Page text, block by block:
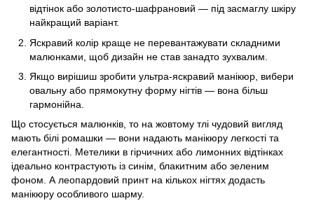
відтінок або золотисто-шафрановий — під засмаглу шкіру
найкращий варіант.
Яскравий колір краще не перевантажувати складними
малюнками, щоб дизайн не став занадто зухвалим.
Якщо вирішиш зробити ультра-яскравий манікюр, вибери
овальну або прямокутну форму нігтів — вона більш
гармонійна.
Що стосується малюнків, то на жовтому тлі чудовий вигляд
мають білі ромашки — вони надають манікюру легкості та
елегантності. Метелики в гірчичних або лимонних відтінках
ідеально контрастують із синім, блакитним або зеленим
фоном. А леопардовий принт на кількох нігтях додасть
манікюру особливого шарму.